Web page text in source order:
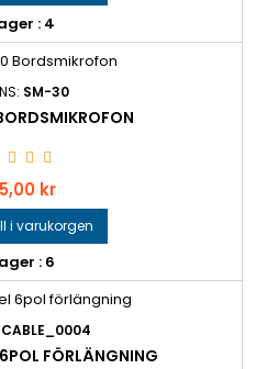
: 4
SM-30
kr
i varukorgen
: 6
CABLE_0004
FÖRLÄNGNING